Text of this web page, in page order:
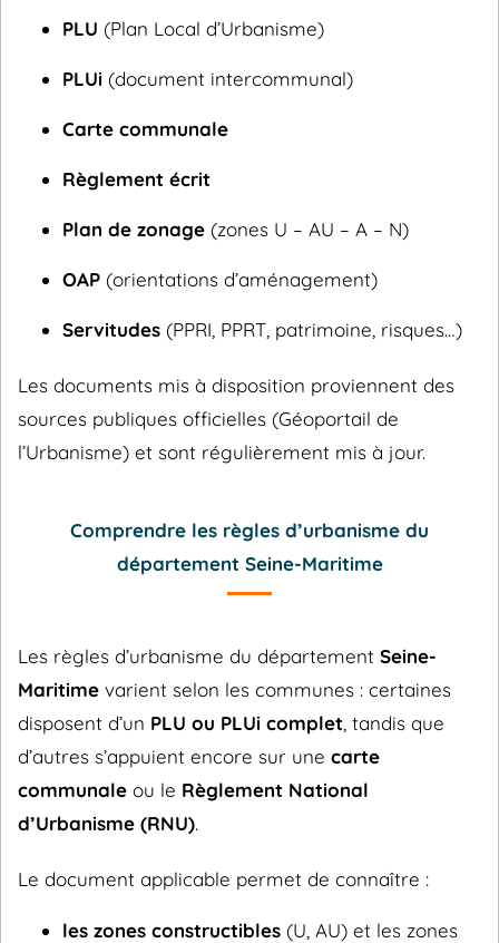
PLU (Plan Local d’Urbanisme)
PLUi (document intercommunal)
Carte communale
Règlement écrit
Plan de zonage (zones U – AU – A – N)
OAP (orientations d’aménagement)
Servitudes (PPRI, PPRT, patrimoine, risques…)
Les documents mis à disposition proviennent des
sources publiques officielles (Géoportail de
l’Urbanisme) et sont régulièrement mis à jour.
Comprendre les règles d’urbanisme du
département Seine-Maritime
Les règles d’urbanisme du département Seine-
Maritime varient selon les communes : certaines
disposent d’un PLU ou PLUi complet , tandis que
d’autres s’appuient encore sur une carte
communale ou le Règlement National
d’Urbanisme (RNU).
Le document applicable permet de connaître :
les zones constructibles (U, AU) et les zones